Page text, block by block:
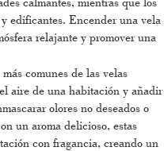
edificantes. Encender una vela
relajante y promover una
comunes de las velas
aire de una habitación y añadir
olores no deseados o
un aroma delicioso, estas
con fragancia, creando un